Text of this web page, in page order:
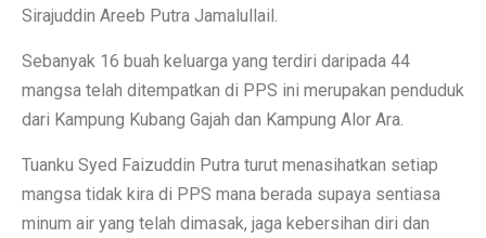
Sirajuddin Areeb Putra Jamalullail.
Sebanyak 16 buah keluarga yang terdiri daripada 44
mangsa telah ditempatkan di PPS ini merupakan penduduk
dari Kampung Kubang Gajah dan Kampung Alor Ara.
Tuanku Syed Faizuddin Putra turut menasihatkan setiap
mangsa tidak kira di PPS mana berada supaya sentiasa
minum air yang telah dimasak, jaga kebersihan diri dan